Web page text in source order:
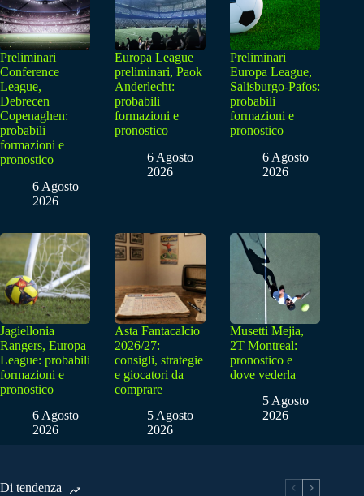
Preliminari
Conference
League,
Debrecen
Copenaghen:
probabili
formazioni e
pronostico
6 Agosto
2026
Europa League
preliminari, Paok
Anderlecht:
probabili
formazioni e
pronostico
6 Agosto
2026
Preliminari
Europa League,
Salisburgo-Pafos:
probabili
formazioni e
pronostico
6 Agosto
2026
Jagiellonia
Rangers, Europa
League: probabili
formazioni e
pronostico
6 Agosto
2026
Asta Fantacalcio
2026/27:
consigli, strategie
e giocatori da
comprare
5 Agosto
2026
Musetti Mejia,
2T Montreal:
pronostico e
dove vederla
5 Agosto
2026
Di tendenza